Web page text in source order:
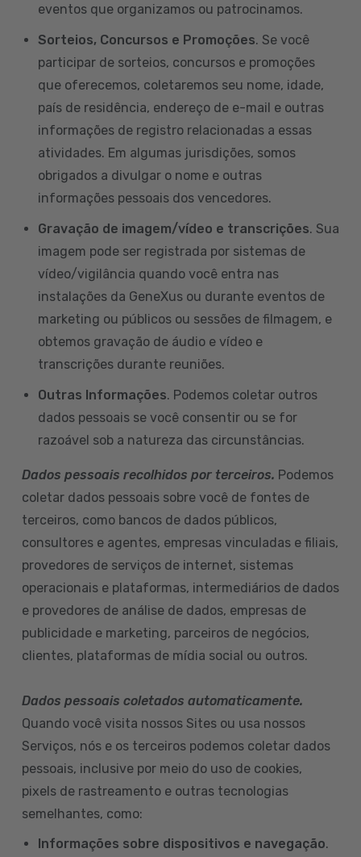
eventos que organizamos ou patrocinamos.
Sorteios, Concursos e Promoções. Se você
participar de sorteios, concursos e promoções
que oferecemos, coletaremos seu nome, idade,
país de residência, endereço de e-mail e outras
informações de registro relacionadas a essas
atividades. Em algumas jurisdições, somos
obrigados a divulgar o nome e outras
informações pessoais dos vencedores.
Gravação de imagem/vídeo e transcrições. Sua
imagem pode ser registrada por sistemas de
vídeo/vigilância quando você entra nas
instalações da GeneXus ou durante eventos de
marketing ou públicos ou sessões de filmagem, e
obtemos gravação de áudio e vídeo e
transcrições durante reuniões.
Outras Informações. Podemos coletar outros
dados pessoais se você consentir ou se for
razoável sob a natureza das circunstâncias.
Dados pessoais recolhidos por terceiros. Podemos
coletar dados pessoais sobre você de fontes de
terceiros, como bancos de dados públicos,
consultores e agentes, empresas vinculadas e filiais,
provedores de serviços de internet, sistemas
operacionais e plataformas, intermediários de dados
e provedores de análise de dados, empresas de
publicidade e marketing, parceiros de negócios,
clientes, plataformas de mídia social ou outros.
Dados pessoais coletados automaticamente.
Quando você visita nossos Sites ou usa nossos
Serviços, nós e os terceiros podemos coletar dados
pessoais, inclusive por meio do uso de cookies,
pixels de rastreamento e outras tecnologias
semelhantes, como:
Informações sobre dispositivos e navegação.